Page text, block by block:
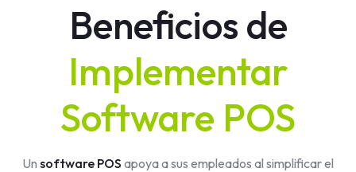
Beneficios de
Implementar
Software POS
Un software POS apoya a sus empleados al simplificar el